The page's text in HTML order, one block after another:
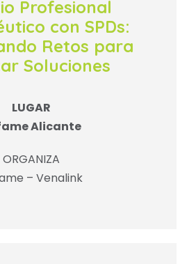
Profesional
con SPDs:
Retos para
Soluciones
LUGAR
Alicante
ORGANIZA
– Venalink